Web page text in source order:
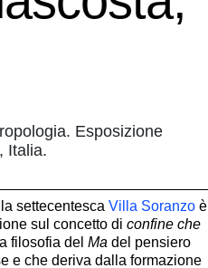
Esposizione
Italia.
settecentesca Villa Soranzo è
sul concetto di confine che
filosofia del Ma del pensiero
e che deriva dalla formazione